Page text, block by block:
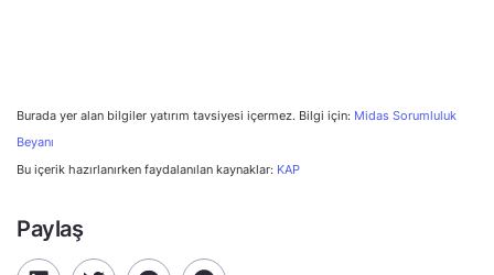
Burada yer alan bilgiler yatırım tavsiyesi içermez. Bilgi için: Midas Sorumluluk
Beyanı
Bu içerik hazırlanırken faydalanılan kaynaklar: KAP
Paylaş